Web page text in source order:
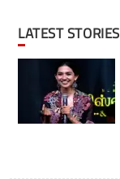
LATEST STORIES